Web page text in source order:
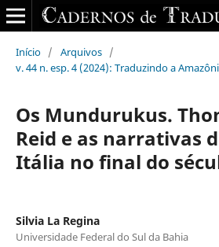
Início / Arquivos /
v. 44 n. esp. 4 (2024): Traduzindo a
Os Mundurukus.
Reid e as narrativas
Itália no final do
Silvia La Regina
Universidade Federal do Sul da Bahia